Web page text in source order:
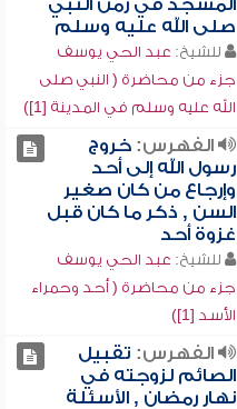
المسجد في زمن النبي
صلى الله عليه وسلم
للشيخ: عبد الحي يوسف
جزء من محاضرة ( النبي صلى
الله عليه وسلم في المدينة [1])
الفهرس:خروج
رسول الله إلى أحد
وإرجاع من كان صغير
السن , ذكر ما كان قبل
غزوة أحد
للشيخ: عبد الحي يوسف
جزء من محاضرة ( أحد وحمراء
الأسد [1])
الفهرس: تقبيل
الصائم لزوجته في
نهار رمضان , الأسئلة